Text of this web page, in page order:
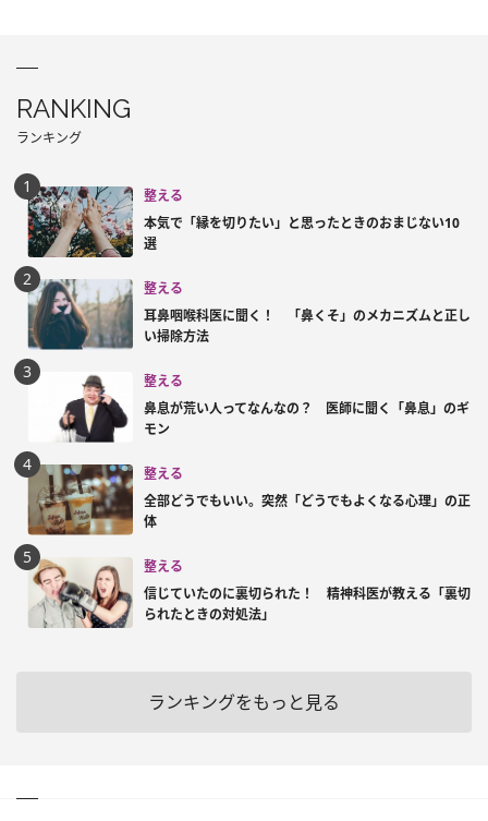
RANKING
ランキング
整える
本気で「縁を切りたい」と思ったときのおまじない10
選
整える
耳鼻咽喉科医に聞く！ 「鼻くそ」のメカニズムと正し
い掃除方法
整える
鼻息が荒い人ってなんなの？ 医師に聞く「鼻息」のギ
モン
整える
全部どうでもいい。突然「どうでもよくなる心理」の正
体
整える
信じていたのに裏切られた！ 精神科医が教える「裏切
られたときの対処法」
ランキングをもっと見る